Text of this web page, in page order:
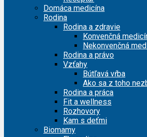
Domáca medicína
Rodina
Rodina a zdravie
Konvenčná
Nekonvenčná
Rodina a právo
Vzťahy
Bútľavá vŕba
Ako sa z toho
Rodina a práca
Fit a wellness
Rozhovory
Kam s deťmi
Biomamy